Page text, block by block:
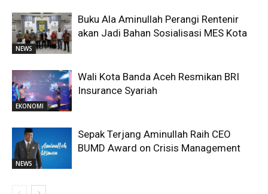
NEWS
Buku Ala Aminullah Perangi Rentenir
akan Jadi Bahan Sosialisasi MES Kota
EKONOMI
Wali Kota Banda Aceh Resmikan BRI
Insurance Syariah
NEWS
Sepak Terjang Aminullah Raih CEO
BUMD Award on Crisis Management